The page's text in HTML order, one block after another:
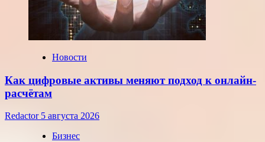
22
июля
2026
года
Новости
Как цифровые активы меняют подход к онлайн-
расчётам
Redactor 5 августа 2026
Бизнес